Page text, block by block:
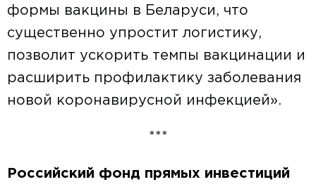
формы вакцины в Беларуси, что
существенно упростит логистику,
позволит ускорить темпы вакцинации и
расширить профилактику заболевания
новой коронавирусной инфекцией».
***
Российский фонд прямых инвестиций